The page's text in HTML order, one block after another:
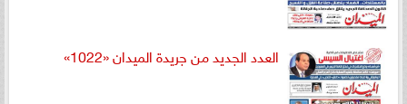
العدد الجديد من جريدة الميدان «1022»